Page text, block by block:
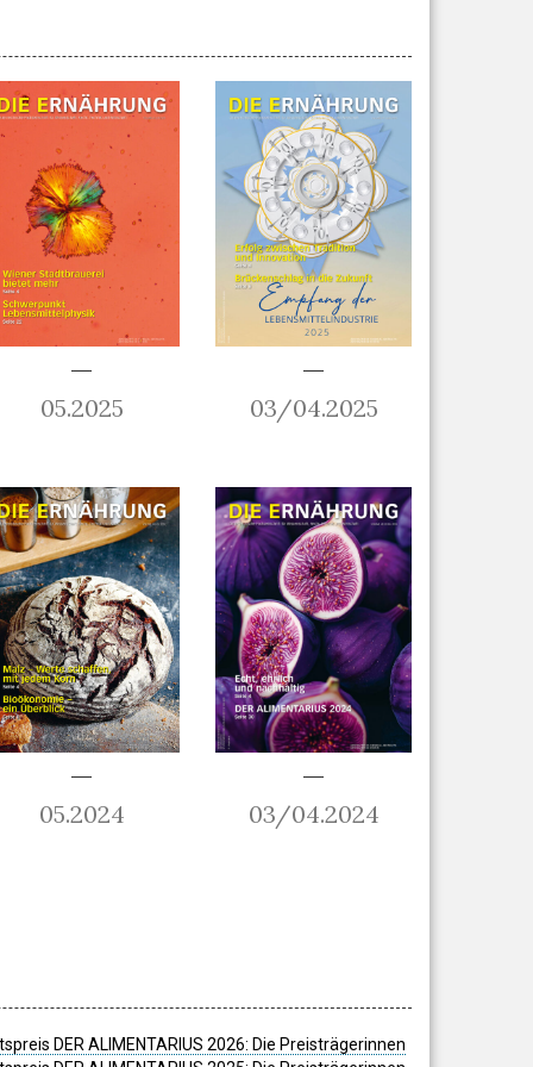
05.2025 03/04.2025
05.2024 03/04.2024
DER ALIMENTARIUS 2026: Die Preisträgerinnen